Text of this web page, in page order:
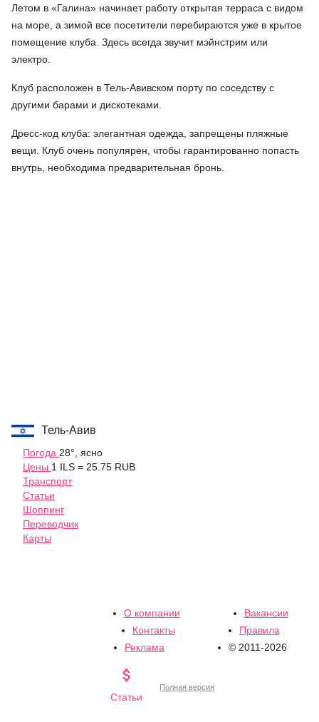
Летом в «Галина» начинает работу открытая терраса с видом
на море, а зимой все посетители перебираются уже в крытое
помещение клуба. Здесь всегда звучит мэйнстрим или
электро.
Клуб расположен в Тель-Авивском порту по соседству с
другими барами и дискотеками.
Дресс-код клуба: элегантная одежда, запрещены пляжные
вещи. Клуб очень популярен, чтобы гарантированно попасть
внутрь, необходима предварительная бронь.
Тель-Авив
Погода 28°, ясно
Цены 1 ILS = 25.75 RUB
Транспорт
Статьи
Шоппинг
Переводчик
Карты
О компании
Вакансии
Контакты
Правила
Реклама
© 2011-2026

Статьи
Полная версия